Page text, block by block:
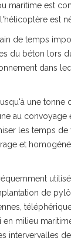
maritime est
est
de temps
du béton lors
dans
une tonne
au convoyage
les temps
et
de
en milieu
intervervalles